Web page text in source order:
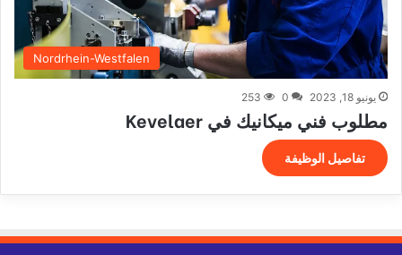
Nordrhein-Westfalen
يونيو 18, 2023 0
253
مطلوب فني ميكانيك في Kevelaer
تفاصيل الوظيفة